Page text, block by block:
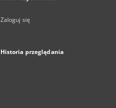
Zaloguj się
Historia przeglądania